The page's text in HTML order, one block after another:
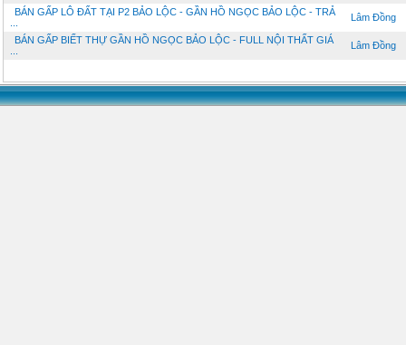
BÁN GẤP LÔ ĐẤT TẠI P2 BẢO LỘC - GẦN HỒ NGỌC BẢO LỘC - TRẢ
Lâm Đồng
BÁN GẤP BIẾT THỰ GẦN HỒ NGỌC BẢO LỘC - FULL NỘI THẤT GIÁ
Lâm Đồng